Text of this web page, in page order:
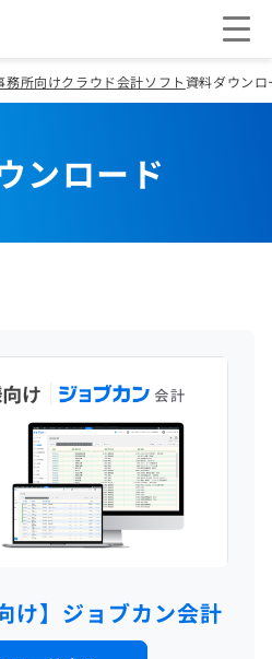
務所向けクラウド会計ソフト資料ダウンロ
ンロード
け】ジョブカン会計